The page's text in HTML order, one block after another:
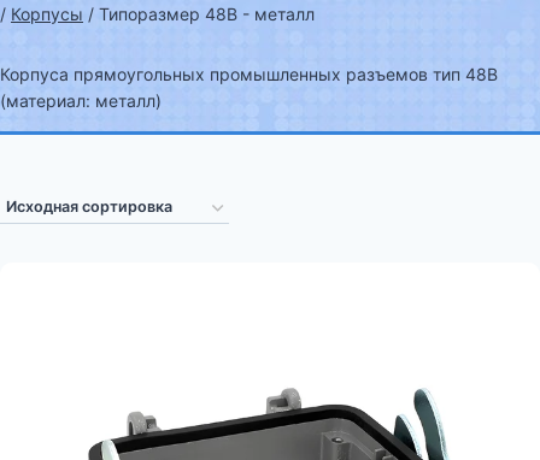
/ Корпусы / Типоразмер 48B - металл
Корпуса прямоугольных промышленных разъемов тип 48B
(материал: металл)